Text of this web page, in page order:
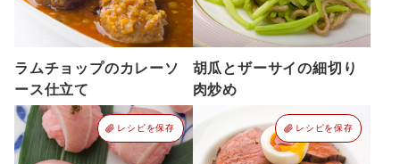
ラムチョップのカレーソ
ース仕立て
胡瓜とザーサイの細切り
肉炒め
レシピを保存 レシピを保存